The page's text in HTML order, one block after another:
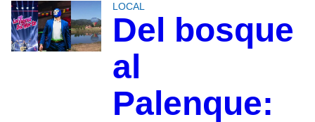
LOCAL
Del bosque
al
Palenque: